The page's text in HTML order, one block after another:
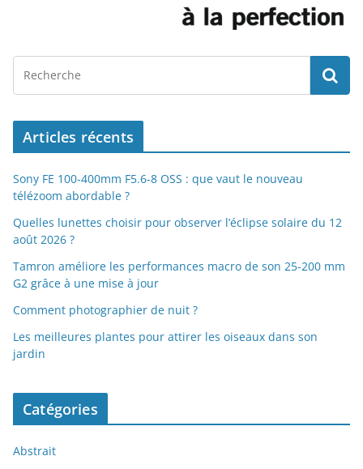
Articles récents
Sony FE 100-400mm F5.6-8 OSS : que vaut le nouveau
télézoom abordable ?
Quelles lunettes choisir pour observer l’éclipse solaire du 12
août 2026 ?
Tamron améliore les performances macro de son 25-200 mm
G2 grâce à une mise à jour
Comment photographier de nuit ?
Les meilleures plantes pour attirer les oiseaux dans son
jardin
Catégories
Abstrait